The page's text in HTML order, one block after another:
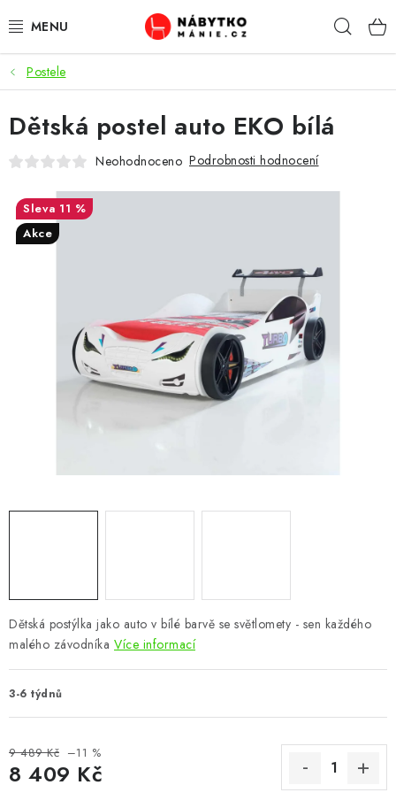
na
OBÝVACÍ POKOJ
KUCHYŇ A JÍDELNA
LOŽNICE
DĚTSKÝ POKOJ
CHOVATELSKÉ POTŘEBY
VÝPRODEJ
Kontakty
Postele
Dětská postýlka jako auto v bílé barvě se světlomety - sen každého
malého závodníka Více informací
3-6 týdnů
9 489 Kč –11 %
8 409 Kč
Dětská postel auto EKO bílá
Neohodnoceno Podrobnosti hodnocení
11 %
Akce